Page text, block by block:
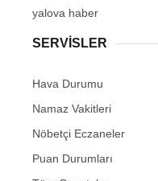
yalova haber
SERVİSLER
Hava Durumu
Namaz Vakitleri
Nöbetçi Eczaneler
Puan Durumları